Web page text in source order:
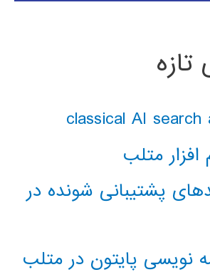
افزار متلب
پشتیبانی شونده در
نویسی پایتون در متلب